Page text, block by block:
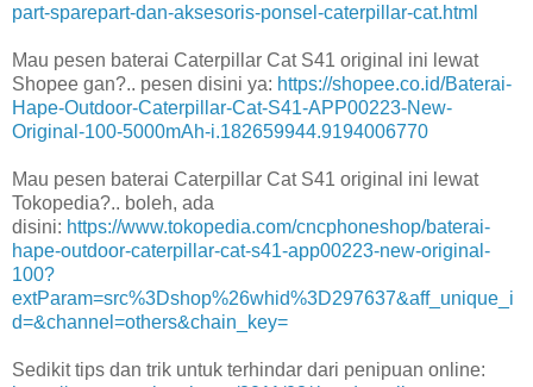
part-sparepart-dan-aksesoris-ponsel-caterpillar-cat.html
Mau pesen baterai Caterpillar Cat S41 original ini lewat
Shopee gan?.. pesen disini ya: https://shopee.co.id/Baterai-
Hape-Outdoor-Caterpillar-Cat-S41-APP00223-New-
Original-100-5000mAh-i.182659944.9194006770
Mau pesen baterai Caterpillar Cat S41 original ini lewat
Tokopedia?.. boleh, ada
disini: https://www.tokopedia.com/cncphoneshop/baterai-
hape-outdoor-caterpillar-cat-s41-app00223-new-original-
100?
extParam=src%3Dshop%26whid%3D297637&aff_unique_i
d=&channel=others&chain_key=
Sedikit tips dan trik untuk terhindar dari penipuan online: